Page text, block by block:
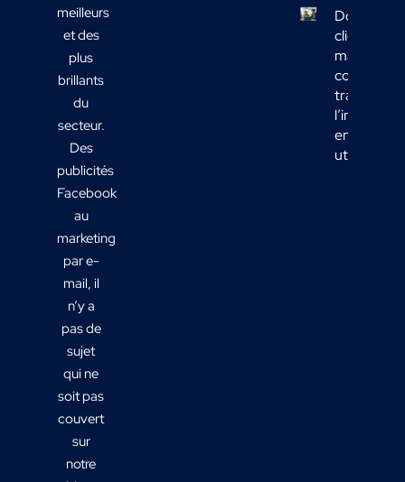
meilleurs
et des
plus
brillants
du
secteur.
Des
publicités
Facebook
au
marketing
par e-
mail, il
n’y a
pas de
sujet
qui ne
soit pas
couvert
sur
notre
Données
clients
marketing :
comment
en actions
utiles ?